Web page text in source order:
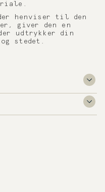
henviser til den
giver den en
udtrykker din
stedet.